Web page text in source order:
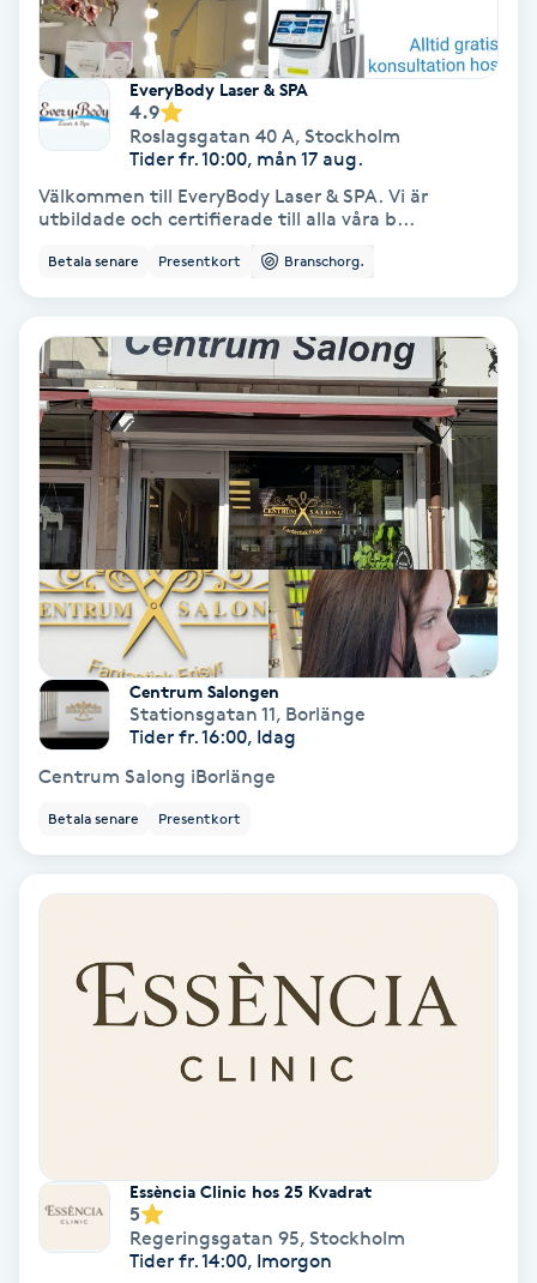
Klippning
Klippning & Slingor
Klippning ungdom
Koppningsmassage
Kostrådgivning
Kroppsinpackning
Kroppspeeling
Käkledsbehandling
Kärlbehandling
Laserbehandling
Lashlift Keratin
Luggklippning
EveryBody Laser & SPA
4.9
Roslagsgatan 40 A, Stockholm
Tider fr. 10:00, mån 17 aug.
Välkommen till EveryBody Laser & SPA. Vi är
utbildade och certifierade till alla våra b...
Betala senare Presentkort Branschorg.
Centrum Salongen
Stationsgatan 11, Borlänge
Tider fr. 16:00, Idag
Centrum Salong iBorlänge
Betala senare Presentkort
Essència Clinic hos 25 Kvadrat
5
Regeringsgatan 95, Stockholm
Tider fr. 14:00, Imorgon